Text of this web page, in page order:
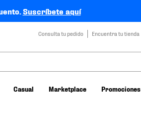
Suscríbete aquí
Consulta tu pedido Encuentra tu tienda
Casual Marketplace Promociones